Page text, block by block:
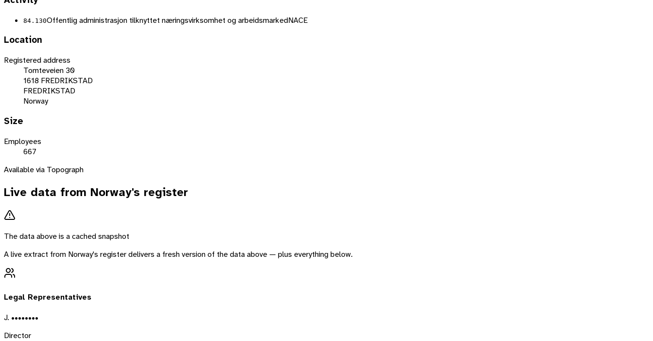
84.130Offentlig administrasjon tilknyttet næringsvirksomhet og arbeidsmarkedNACE
Location
Registered address
Tomteveien 30
1618 FREDRIKSTAD
FREDRIKSTAD
Norway
Size
Employees
667
Available via Topograph
Live data from Norway's register
The data above is a cached snapshot
A live extract from Norway's register delivers a fresh version of the data above — plus everything below.
Legal Representatives
J. ••••••••
Director